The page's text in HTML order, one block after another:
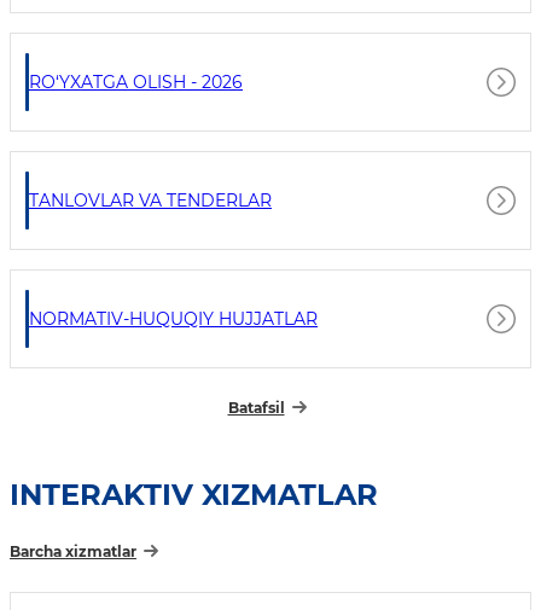
RO‘YXATGA OLISH - 2026
TANLOVLAR VA TENDERLAR
NORMATIV-HUQUQIY HUJJATLAR
Batafsil
INTERAKTIV XIZMATLAR
Barcha xizmatlar